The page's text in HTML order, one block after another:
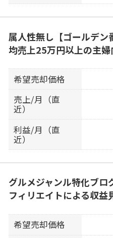
属人性無し【ゴールデ
均売上25万円以上の主
希望売却価格
売上/月（直
近）
利益/月（直
近）
グルメジャンル特化ブロ
フィリエイトによる収益
希望売却価格